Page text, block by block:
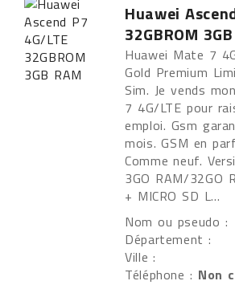
Huawei
32GBROM
Huawei Mate 7
Gold Premium
Sim. Je vends
7 4G/LTE pour
emploi. Gsm
mois. GSM en
Comme neuf.
3GO RAM/32GO
+ MICRO SD L...
Nom ou pseudo :
Département :
Ville :
Téléphone : Non